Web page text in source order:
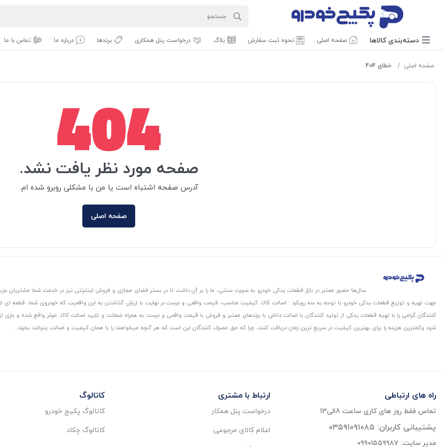
دسته‌بندی‌ کالاها صفحه اصلی نحوه ثبت سفارش بلاگ درخواست پنل همکاری برندها درباره ما تماس با ما
صفحه اصلی خطای 404
404
صفحه مورد نظر یافت نشد.
آدرس صفحه اشتباه است یا من با مشکلی روبرو شده ام.
صفحه اصلی
سال‌ها حضور معتبر در بازار قطعات یدکی خودرو به صورت سنتی، ما را بر آن داشت تا در بستر فضای مجازی و فروش اینترنتی نیز در خدمت شما مشتریان
جهت تهیه و توزیع قطعات یدکی خودرو با توجه به سه رویکرد : اصالت کالا، کیفیت مناسب، قیمت واقعی و درست.در نهایت با ارزش گذاشتن به این واقعیت که خودروی شما، قطعه
کنندگان گرامی را با تهیه قطعات یدکی از تولید کنندگان با اصالت داخلی با برندهای معتبر و فروش با قیمت واقعی و درست به همراه ضمانت و تایید اصالت کالا، موثر واقع شده و
شود و‌کمترین هزینه را برای بهترین کیفیت در سریع ترین زمان دریافت کنند، چرا که حق مصرف کنندگان این است که هر آنچه میخواهند را با همان کیفیت و اصالت بتوانند بخرند..
راه های ارتباطی
تماس فقط روز های کاری ساعت 8الی13
پشتیبانی کاربران: ۰۳۵۹۱۰۹۱۰۸۵
مدیر سایت: ۰۹۹۰۱۵۵۹۹۸۷
ارتباط با مشتری
درخواست پنل همکار
اعلام کالای مرجوعی
کاتالوگ
کاتالوگ پکیج خودرو
کاتالوگ چکاد